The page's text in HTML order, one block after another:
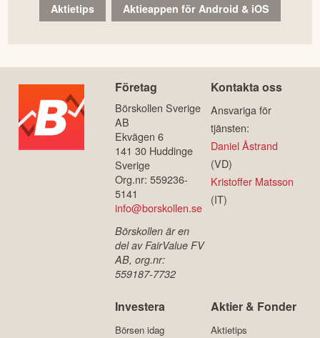
Aktietips Aktieappen för Android & iOS
Företag
Börskollen Sverige
AB
Ekvägen 6
141 30 Huddinge
Sverige
Org.nr: 559236-
5141
info@borskollen.se
Börskollen är en
del av FairValue FV
AB, org.nr:
559187-7732
Kontakta oss
Ansvariga för
tjänsten:
Daniel Åstrand
(VD)
Kristoffer Matsson
(IT)
Investera
Börsen idag
Aktier & Fonder
Aktietips